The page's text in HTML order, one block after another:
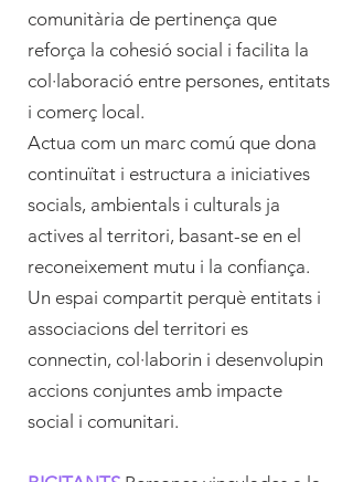
comunitària de pertinença que
reforça la cohesió social i facilita la
col·laboració entre persones, entitats
i comerç local.
Actua com un marc comú que dona
continuïtat i estructura a iniciatives
socials, ambientals i culturals ja
actives al territori, basant-se en el
reconeixement mutu i la confiança.
Un espai compartit perquè entitats i
associacions del territori es
connectin, col·laborin i desenvolupin
accions conjuntes amb impacte
social i comunitari.